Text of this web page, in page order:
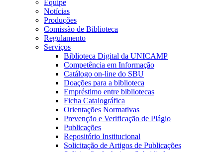
Equipe
Notícias
Produções
Comissão de Biblioteca
Regulamento
Serviços
Biblioteca Digital da UNICAMP
Competência em Informação
Catálogo on-line do SBU
Doações para a biblioteca
Empréstimo entre bibliotecas
Ficha Catalográfica
Orientações Normativas
Prevenção e Verificação de Plágio
Publicações
Repositório Institucional
Solicitação de Artigos de Publicações